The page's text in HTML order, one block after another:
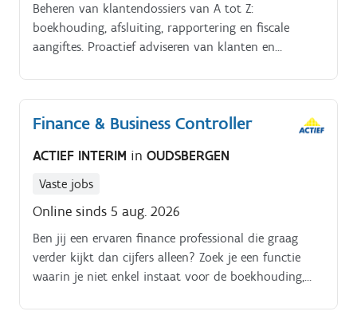
Beheren van klantendossiers van A tot Z:
boekhouding, afsluiting, rapportering en fiscale
aangiftes. Proactief adviseren van klanten en
Finance & Business Controller
ACTIEF INTERIM in OUDSBERGEN
Vaste jobs
Online sinds 5 aug. 2026
Ben jij een ervaren finance professional die graag
verder kijkt dan cijfers alleen? Zoek je een functie
waarin je niet enkel instaat voor de boekhouding,
financiële strategie?